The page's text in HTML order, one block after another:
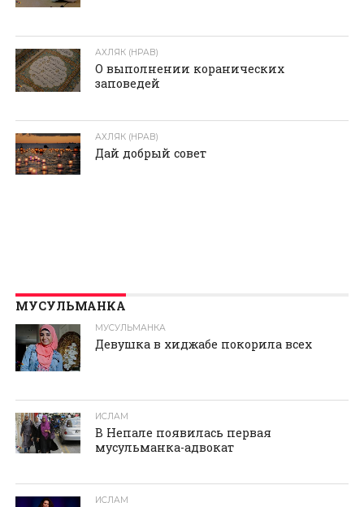
АХЛЯК (НРАВ)
О выполнении коранических
заповедей
АХЛЯК (НРАВ)
Дай добрый совет
МУСУЛЬМАНКА
МУСУЛЬМАНКА
Девушка в хиджабе покорила всех
ИСЛАМ
В Непале появилась первая
мусульманка-адвокат
ИСЛАМ